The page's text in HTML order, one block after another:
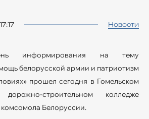
Новости
информирования на тему
белорусской армии и патриотизм
прошел сегодня в Гомельском
дорожно-строительном колледже
Белоруссии.